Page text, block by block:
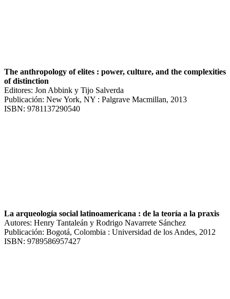
The anthropology of elites : power, culture, and the complexities
of distinction
Editores: Jon Abbink y Tijo Salverda
Publicación: New York, NY : Palgrave Macmillan, 2013
ISBN: 9781137290540
La arqueología social latinoamericana : de la teoría a la praxis
Autores: Henry Tantaleán y Rodrigo Navarrete Sánchez
Publicación: Bogotá, Colombia : Universidad de los Andes, 2012
ISBN: 9789586957427